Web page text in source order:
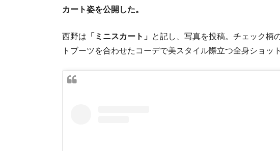
カート姿を公開した。
西野は 「ミニスカート」 と記し、写真を投稿。チェック柄
トブーツを合わせたコーデで美スタイル際立つ全身ショッ